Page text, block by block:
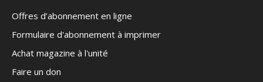
Offres d’abonnement en ligne
Formulaire d'abonnement à imprimer
Achat magazine à l'unité
Faire un don